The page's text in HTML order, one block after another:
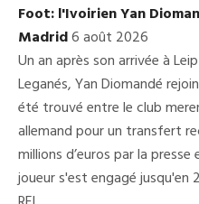
Foot: l'Ivoirien Yan
Madrid6 août 2026
Un an après son arrivée à
Leganés, Yan Diomandé
été trouvé entre le club
allemand pour un transfert
millions d’euros par la
joueur s'est engagé jusqu'en